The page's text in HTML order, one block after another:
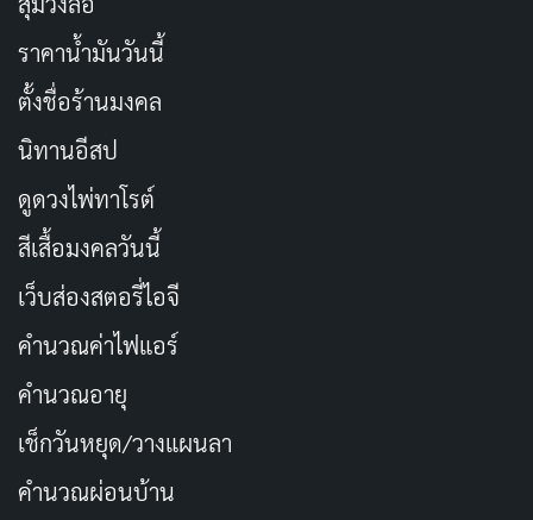
ราคาน้ำมันวันนี้
ตั้งชื่อร้านมงคล
นิทานอีสป
ดูดวงไพ่ทาโรต์
สีเสื้อมงคลวันนี้
เว็บส่องสตอรี่ไอจี
คำนวณค่าไฟแอร์
คำนวณอายุ
เช็กวันหยุด/วางแผนลา
คำนวณผ่อนบ้าน